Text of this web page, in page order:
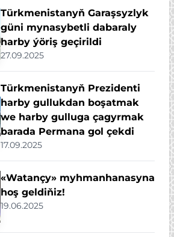
Türkmenistanyň Garaşsyzlyk
güni mynasybetli dabaraly
harby ýöriş geçirildi
27.09.2025
Türkmenistanyň Prezidenti
harby gullukdan boşatmak
we harby gulluga çagyrmak
barada Permana gol çekdi
17.09.2025
«Watançy» myhmanhanasyna
hoş geldiňiz!
19.06.2025